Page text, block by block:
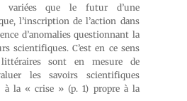
variées que le futur d’une
l’inscription de l’action dans
d’anomalies questionnant la
scientifiques. C’est en ce sens
sont en mesure de
les savoirs scientifiques
à la « crise » (p. 1) propre à la